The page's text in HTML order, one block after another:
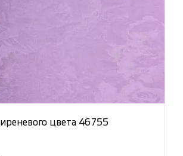
цвета 46755